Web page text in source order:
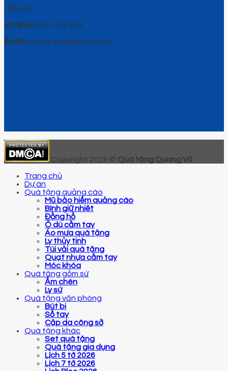
LIÊN HỆ
Hotline: 0961 425 999
Email: qtquangvu@gmail.com
Copyright 2026 © Quà tặng Quang Vũ
Trang chủ
Dự án
Quà tặng quảng cáo
Mũ bảo hiểm quảng cáo
Bình giữ nhiệt
Đồng hồ
Ô dù cầm tay
Áo mưa quà tặng
Ly thủy tinh
Túi vải quà tặng
Quạt nhựa cầm tay
Móc khóa
Quà tặng gốm sứ
Ấm chén
Ly sứ
Quà tặng văn phòng
Bút bi
Sổ tay
Cặp da công sở
Quà tặng khác
Set quà tặng
Quà tặng gia dụng
Lịch 5 tờ 2026
Lịch 7 tờ 2026